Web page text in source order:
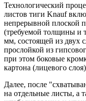
Технологический
листов тиги Knauf
непрерывной плоской
(требуемой толщины и
мм, состоящей из двух
прослойкой из
при этом боковые
картона (лицевого
Далее, после
на отдельные листы, а